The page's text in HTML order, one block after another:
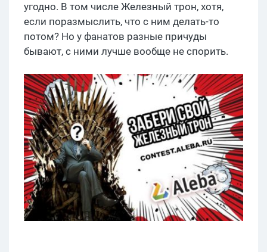
угодно. В том числе Железный трон, хотя,
если поразмыслить, что с ним делать-то
потом? Но у фанатов разные причуды
бывают, с ними лучше вообще не спорить.